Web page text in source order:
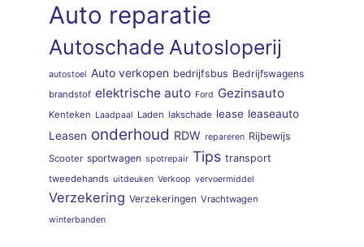
Auto reparatie
Autoschade Autosloperij
autostoel Auto verkopen bedrijfsbus Bedrijfswagens
brandstof elektrische auto Ford Gezinsauto
Kenteken Laadpaal Laden lakschade lease leaseauto
Leasen onderhoud RDW repareren Rijbewijs
Scooter sportwagen spotrepair Tips transport
tweedehands uitdeuken Verkoop vervoermiddel
Verzekering Verzekeringen Vrachtwagen
winterbanden